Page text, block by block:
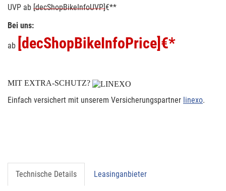
UVP ab [decShopBikeInfoUVP]€**
Bei uns:
ab [decShopBikeInfoPrice] €*
MIT EXTRA-SCHUTZ?
Einfach versichert mit unserem Versicherungspartner linexo.
Technische Details Leasinganbieter